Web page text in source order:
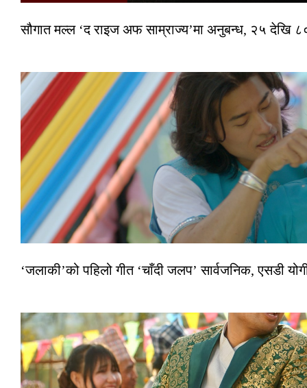
सौगात मल्ल ‘द राइज अफ साम्राज्य’मा अनुबन्ध, २५ देखि
‘जलाकी’को पहिलो गीत ‘चाँदी जलप’ सार्वजनिक, एसडी